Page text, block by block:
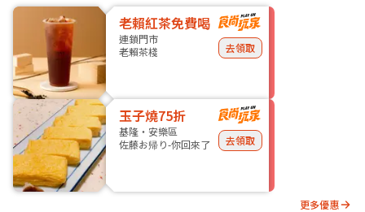
老賴紅茶免費喝
連鎖門市
老賴茶棧
去領取
玉子燒75折
基隆・安樂區
佐藤お帰り-你回來了
去領取
更多優惠